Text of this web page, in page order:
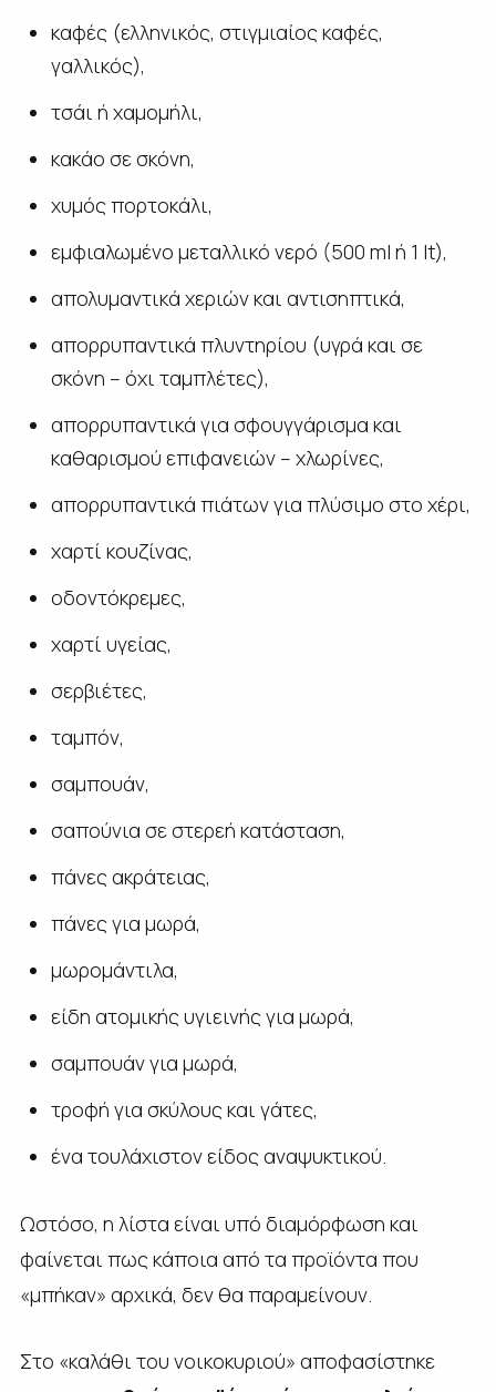
καφές (ελληνικός, στιγμιαίος καφές,
γαλλικός),
τσάι ή χαμομήλι,
κακάο σε σκόνη,
χυμός πορτοκάλι,
εμφιαλωμένο μεταλλικό νερό (500 ml ή 1 lt),
απολυμαντικά χεριών και αντισηπτικά,
απορρυπαντικά πλυντηρίου (υγρά και σε
σκόνη – όχι ταμπλέτες),
απορρυπαντικά για σφουγγάρισμα και
καθαρισμού επιφανειών – χλωρίνες,
απορρυπαντικά πιάτων για πλύσιμο στο χέρι,
χαρτί κουζίνας,
οδοντόκρεμες,
χαρτί υγείας,
σερβιέτες,
ταμπόν,
σαμπουάν,
σαπούνια σε στερεή κατάσταση,
πάνες ακράτειας,
πάνες για μωρά,
μωρομάντιλα,
είδη ατομικής υγιεινής για μωρά,
σαμπουάν για μωρά,
τροφή για σκύλους και γάτες,
ένα τουλάχιστον είδος αναψυκτικού.
Ωστόσο, η λίστα είναι υπό διαμόρφωση και
φαίνεται πως κάποια από τα προϊόντα που
«μπήκαν» αρχικά, δεν θα παραμείνουν.
Στο «καλάθι του νοικοκυριού» αποφασίστηκε